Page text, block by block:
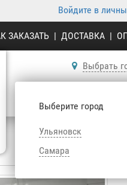
Войдите в
ЗАКАЗАТЬ | ДОСТАВКА |
Выбрать
Выберите город
Ульяновск
Самара
КУХНЯ